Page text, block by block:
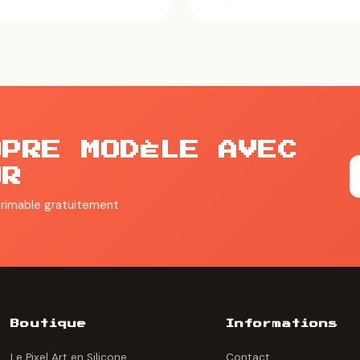
MODÈLE AVEC
gratuitement
Boutique Informations